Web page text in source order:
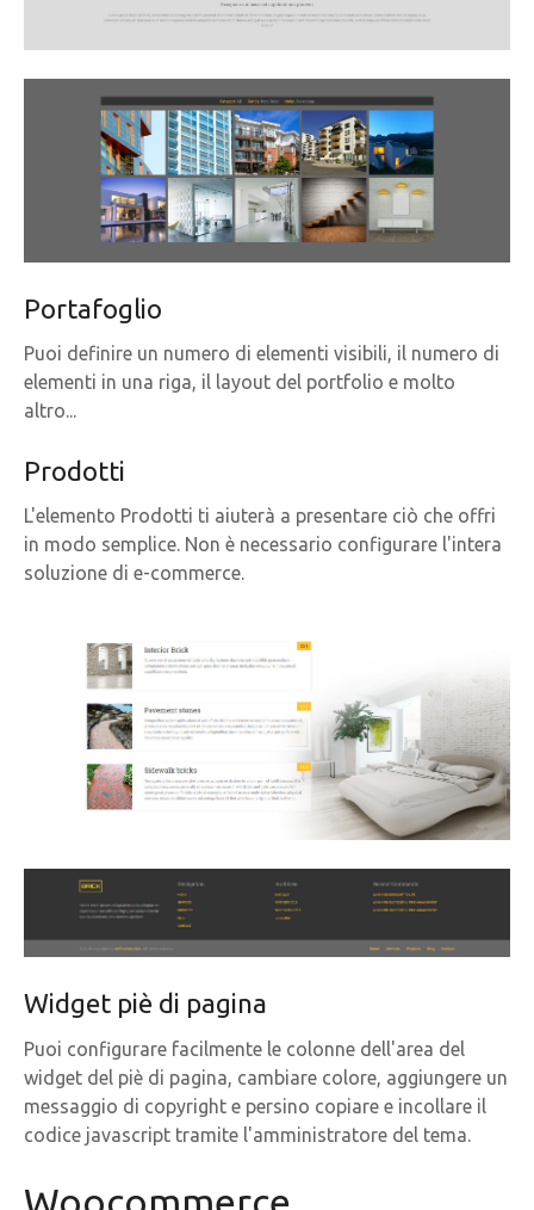
Portafoglio
Puoi definire un numero di elementi visibili, il numero di
elementi in una riga, il layout del portfolio e molto
altro...
Prodotti
L'elemento Prodotti ti aiuterà a presentare ciò che offri
in modo semplice. Non è necessario configurare l'intera
soluzione di e-commerce.
Widget piè di pagina
Puoi configurare facilmente le colonne dell'area del
widget del piè di pagina, cambiare colore, aggiungere un
messaggio di copyright e persino copiare e incollare il
codice javascript tramite l'amministratore del tema.
Woocommerce